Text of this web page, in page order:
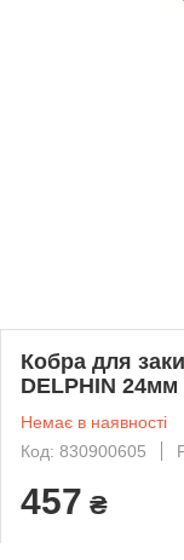
Кобра для
DELPHIN 24мм
Немає в наявності
Код: 830900605
457 ₴